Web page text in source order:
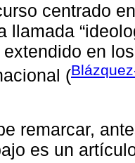
centrado
llamada
en
(
remarcar,
es un